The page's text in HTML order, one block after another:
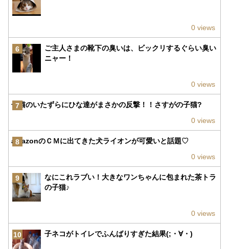
0 views
6
ご主人さまの靴下の臭いは、ビックリするぐらい臭い
ニャー！
0 views
7
子猫のいたずらにひな達がまさかの反撃！！さすがの子猫?
0 views
8
amazonのＣＭに出てきた犬ライオンが可愛いと話題♡
0 views
9
なにこれラブい！大きなワンちゃんに包まれた茶トラ
の子猫♪
0 views
10 子ネコがトイレでふんばりすぎた結果(;・∀・)